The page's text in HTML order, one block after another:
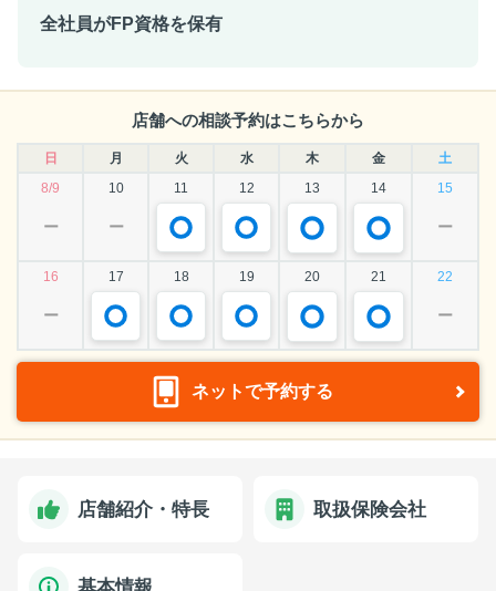
全社員がFP資格を保有
店舗への相談予約はこちらから
日 月 火 水 木 金
土
8/9
10 11 12 13 14 15
ー ー ー
16 17 18 19 20 21 22
ー ー
ネットで予約する
店舗紹介・特長 取扱保険会社